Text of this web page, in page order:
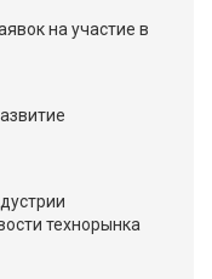
на участие в
технорынка